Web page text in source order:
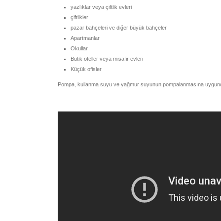
yazlıklar veya çiftlik evleri
çiftlikler
pazar bahçeleri ve diğer büyük bahçeler
Apartmanlar
Okullar
Butik oteller veya misafir evleri
Küçük ofisler
Pompa, kullanma suyu ve yağmur suyunun pompalanmasına